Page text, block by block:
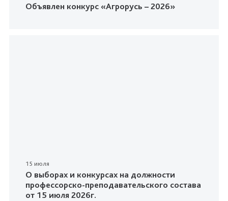
Объявлен конкурс «Агрорусь – 2026»
15 июля
О выборах и конкурсах на должности
профессорско-преподавательского состава
от 15 июля 2026г.